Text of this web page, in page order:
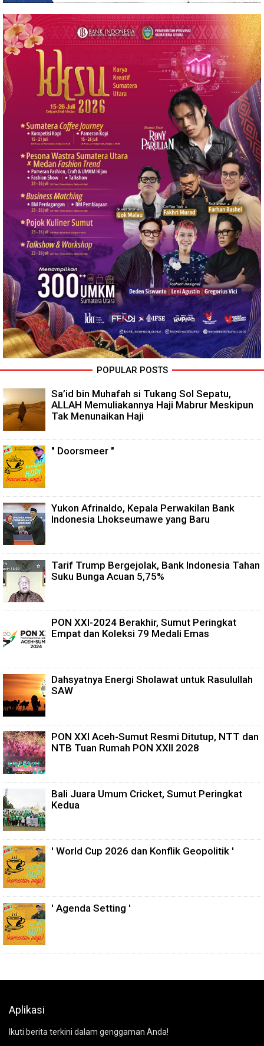
POPULAR POSTS
Sa’id bin Muhafah si Tukang Sol Sepatu,
ALLAH Memuliakannya Haji Mabrur Meskipun
Tak Menunaikan Haji
" Doorsmeer "
Yukon Afrinaldo, Kepala Perwakilan Bank
Indonesia Lhokseumawe yang Baru
Tarif Trump Bergejolak, Bank Indonesia Tahan
Suku Bunga Acuan 5,75%
PON XXI-2024 Berakhir, Sumut Peringkat
Empat dan Koleksi 79 Medali Emas
Dahsyatnya Energi Sholawat untuk Rasulullah
SAW
PON XXI Aceh-Sumut Resmi Ditutup, NTT dan
NTB Tuan Rumah PON XXII 2028
Bali Juara Umum Cricket, Sumut Peringkat
Kedua
' World Cup 2026 dan Konflik Geopolitik '
' Agenda Setting '
Aplikasi
Ikuti berita terkini dalam genggaman Anda!